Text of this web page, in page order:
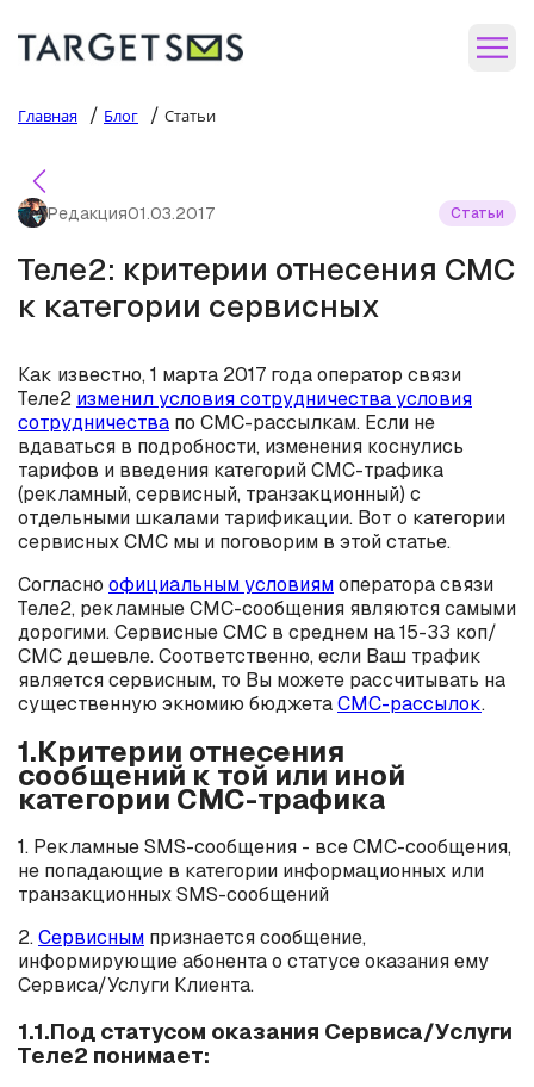
Главная / Блог / Статьи
Редакция01.03.2017 Статьи
Теле2: критерии отнесения СМС
к категории сервисных
Как известно, 1 марта 2017 года оператор связи
Теле2 изменил условия сотрудничества условия
сотрудничества по СМС-рассылкам. Если не
вдаваться в подробности, изменения коснулись
тарифов и введения категорий СМС-трафика
(рекламный, сервисный, транзакционный) с
отдельными шкалами тарификации. Вот о категории
сервисных СМС мы и поговорим в этой статье.
Согласно официальным условиямоператора связи
Теле2, рекламные СМС-сообщения являются самыми
дорогими. Сервисные СМС в среднем на 15-33 коп/
СМС дешевле. Соответственно, если Ваш трафик
является сервисным, то Вы можете рассчитывать на
существенную экномию бюджетаСМС-рассылок.
1.Критерии отнесения
сообщений к той или иной
категории СМС-трафика
1. Рекламные SMS-сообщения - все СМС-сообщения,
не попадающие в категории информационных или
транзакционных SMS-сообщений
2.Сервисным признается сообщение,
информирующие абонента о статусе оказания ему
Сервиса/Услуги Клиента.
1.1.Под статусом оказания Сервиса/Услуги
Теле2 понимает: